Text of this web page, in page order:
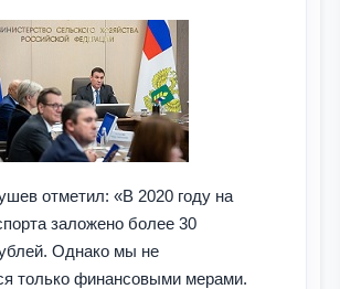
отметил: «В 2020 году на
заложено более 30
Однако мы не
только финансовыми мерами.